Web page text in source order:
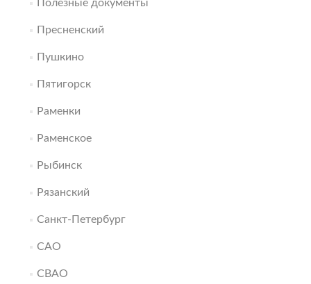
Полезные документы
Пресненский
Пушкино
Пятигорск
Раменки
Раменское
Рыбинск
Рязанский
Санкт-Петербург
САО
СВАО